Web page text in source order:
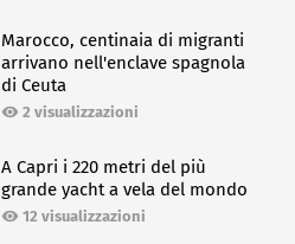
Marocco, centinaia di migranti
arrivano nell'enclave spagnola
di Ceuta
2 visualizzazioni
A Capri i 220 metri del più
grande yacht a vela del mondo
12 visualizzazioni